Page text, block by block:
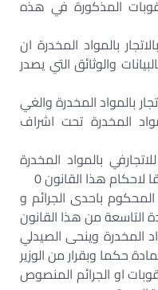
المذكورة في هذه
بالاتجار بالمواد المخدرة ان
والوثائق التي يصدر
بالمواد المخدرة والغي
المخدرة تحت اشراف
للاتجارفي بالمواد المخدرة
هذا القانون 0
المحكوم باحدى الجرائم و
التاسعة من هذا القانون
المخدرة وينحى الصيدلي
حكما وبقرار من الوزير
او الجرائم المنصوص